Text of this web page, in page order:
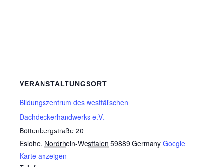
VERANSTALTUNGSORT
Bildungszentrum des westfälischen
Dachdeckerhandwerks e.V.
Böttenbergstraße 20
Eslohe, Nordrhein-Westfalen 59889 Germany Google
Karte anzeigen